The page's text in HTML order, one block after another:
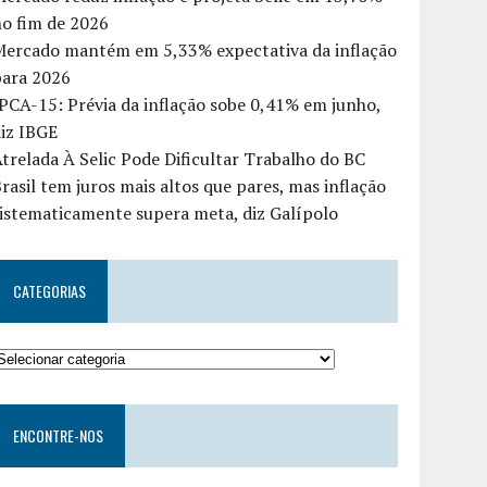
fim de 2026
mantém em 5,33% expectativa da inflação
2026
15: Prévia da inflação sobe 0,41% em junho,
IBGE
À Selic Pode Dificultar Trabalho do BC
tem juros mais altos que pares, mas inflação
supera meta, diz Galípolo
CATEGORIAS
ENCONTRE-NOS